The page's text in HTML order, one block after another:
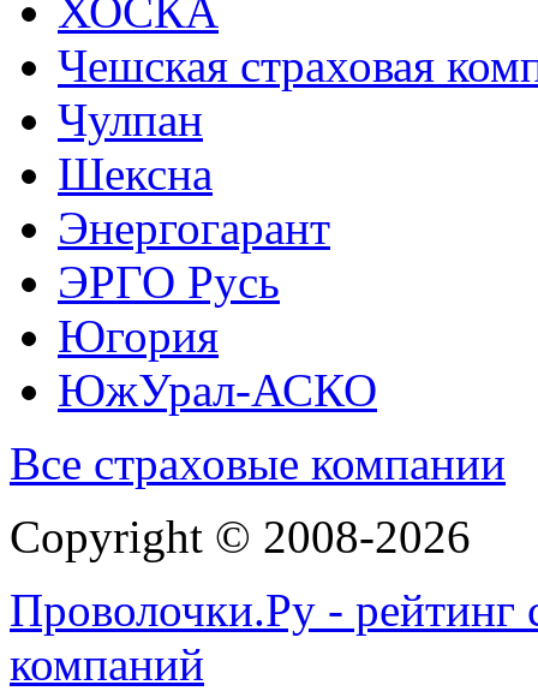
ХОСКА
Чешская страховая
Чулпан
Шексна
Энергогарант
ЭРГО Русь
Югория
ЮжУрал-АСКО
Все страховые компании
Copyright © 2008-2026
Проволочки.Ру - рейтинг
компаний